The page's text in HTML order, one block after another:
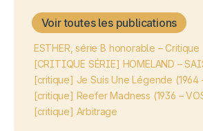
Voir toutes les publications
ESTHER, série B honorable – Critique
[CRITIQUE SÉRIE] HOMELAND –
[critique] Je Suis Une Légende (1964
[critique] Reefer Madness (1936 –
[critique] Arbitrage